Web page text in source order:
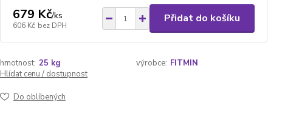
679 Kč/ks
606 Kč bez DPH
Přidat do košíku
hmotnost: 25 kg výrobce: FITMIN
Hlídat cenu / dostupnost
Do oblíbených